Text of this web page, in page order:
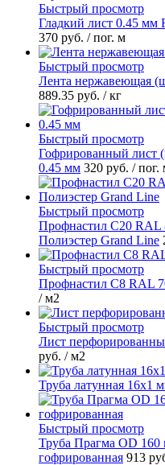
Быстрый просмотр
Гладкий лист 0.45 мм
370 руб. / пог. м
Быстрый просмотр
Лента нержавеющая
889.35 руб. / кг
Быстрый просмотр
Гофрированный лист
0.45 мм 320 руб. / пог.
Быстрый просмотр
Профнастил С20 RAL
Полиэстер Grand Line
Быстрый просмотр
Профнастил С8 RAL
/ м2
Быстрый просмотр
Лист
руб. / м2
Труба латунная 16х1
Быстрый просмотр
Труба Прагма OD 160
гофрированная 913